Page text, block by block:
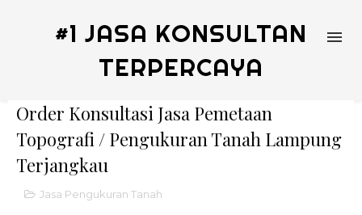
#1 JASA KONSULTAN
TERPERCAYA
Order Konsultasi Jasa Pemetaan
Topografi / Pengukuran Tanah Lampung
Terjangkau
Jasa Pengukuran Tanah